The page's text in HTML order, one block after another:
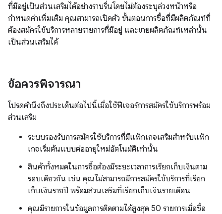
ที่มีอยู่เป็นส่วนเสริมได้อย่างราบรื่นโดยไม่ต้องระบุล่วงหน้าหรือ
กำหนดค่าเพิ่มเติม คุณสามารถเปิดตัว ขั้นตอนการซื้อที่มีผลิตภัณฑ์ที่
ต้องสมัครใช้บริการหลายรายการที่มีอยู่ และขายผลิตภัณฑ์เหล่านั้น
เป็นส่วนเสริมได้
ข้อควรพิจารณา
โปรดคำนึงถึงประเด็นต่อไปนี้เมื่อใช้ฟีเจอร์การสมัครใช้บริการพร้อม
ส่วนเสริม
ระบบรองรับการสมัครใช้บริการที่มีแพ็กเกจเสริมสำหรับแพ็ก
เกจเริ่มต้นแบบต่ออายุใหม่อัตโนมัติเท่านั้น
สินค้าทั้งหมดในการซื้อต้องมีระยะเวลาการเรียกเก็บเงินตาม
รอบเดียวกัน เช่น คุณไม่สามารถมีการสมัครใช้บริการที่เรียก
เก็บเงินรายปี พร้อมส่วนเสริมที่เรียกเก็บเงินรายเดือน
คุณมีรายการในข้อมูลการติดตามได้สูงสุด 50 รายการเมื่อซื้อ